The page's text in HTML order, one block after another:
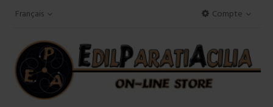
Compte
Français